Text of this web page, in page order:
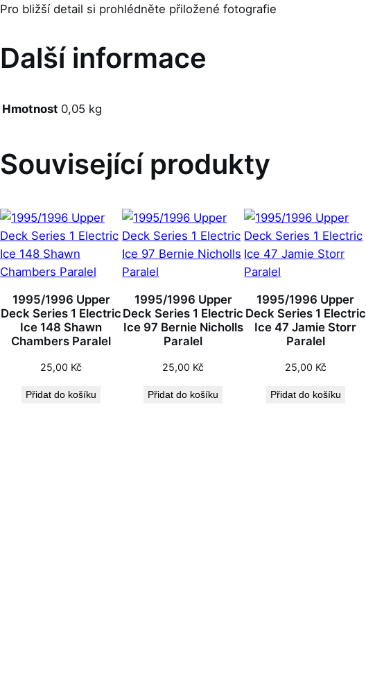
Pro bližší detail si prohlédněte přiložené fotografie
Další informace
Hmotnost 0,05 kg
Související produkty
1995/1996 Upper
Deck Series 1 Electric
Ice 148 Shawn
Chambers Paralel
25,00 Kč
Přidat do košíku
1995/1996 Upper
Deck Series 1 Electric
Ice 97 Bernie Nicholls
Paralel
25,00 Kč
Přidat do košíku
1995/1996 Upper
Deck Series 1 Electric
Ice 47 Jamie Storr
Paralel
25,00 Kč
Přidat do košíku